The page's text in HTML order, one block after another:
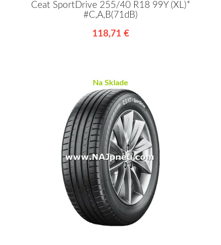
Ceat SportDrive 255/40 R18 99Y (XL)*
#C,A,B(71dB)
118,71 €
Na Sklade